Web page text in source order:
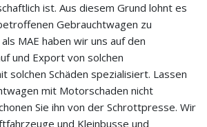
ist. Aus diesem Grund lohnt es
Gebrauchtwagen zu
MAE haben wir uns auf den
und Export von solchen
solchen Schäden spezialisiert. Lassen
mit Motorschaden nicht
Sie ihn von der Schrottpresse. Wir
und Kleinbusse und